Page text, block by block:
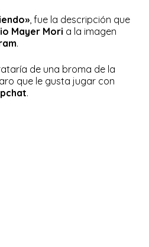
, fue la descripción que
Mayer Mori a la imagen
.
de una broma de la
que le gusta jugar con
.